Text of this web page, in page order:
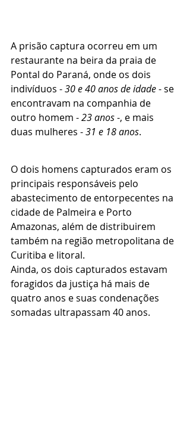
A prisão captura ocorreu em um
restaurante na beira da praia de
Pontal do Paraná, onde os dois
indivíduos - 30 e 40 anos de idade - se
encontravam na companhia de
outro homem - 23 anos -, e mais
duas mulheres - 31 e 18 anos.
O dois homens capturados eram os
principais responsáveis pelo
abastecimento de entorpecentes na
cidade de Palmeira e Porto
Amazonas, além de distribuirem
também na região metropolitana de
Curitiba e litoral.
Ainda, os dois capturados estavam
foragidos da justiça há mais de
quatro anos e suas condenações
somadas ultrapassam 40 anos.